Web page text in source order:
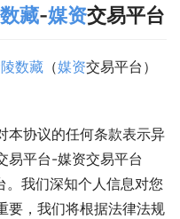
藏-媒资交易平台
数藏 （媒资交易平台）
本协议的任何条款表示异
易平台-媒资交易平台
。我们深知个人信息对您
要，我们将根据法律法规